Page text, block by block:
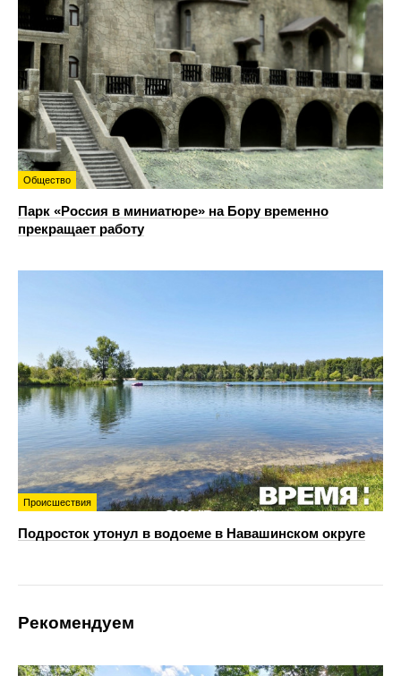
Общество
Парк «Россия в миниатюре» на Бору временно
прекращает работу
Происшествия
Подросток утонул в водоеме в Навашинском округе
Рекомендуем